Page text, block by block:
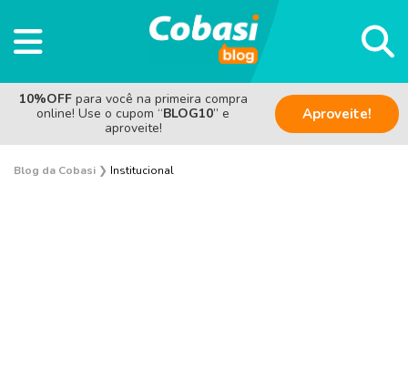
10%OFF para você na primeira compra
online! Use o cupom “BLOG10” e
aproveite!
Aproveite!
Blog da Cobasi ❯ Institucional